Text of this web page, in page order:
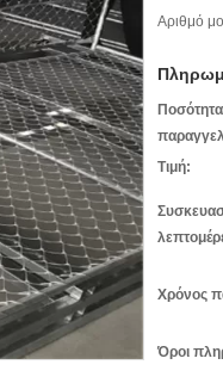
Αριθμό
Ποσότητα
Τιμή:
Χρόνος
Όροι